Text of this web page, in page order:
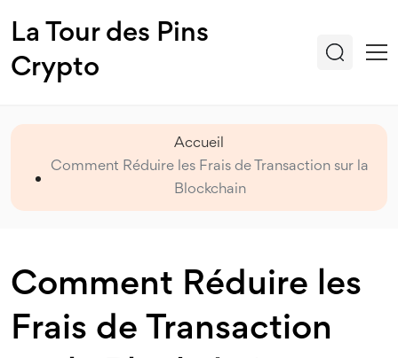
La Tour des Pins
Crypto
Accueil
Comment Réduire les Frais de Transaction sur la
Blockchain
Comment Réduire les
Frais de Transaction